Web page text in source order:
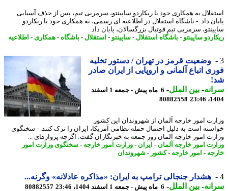
به همکاری خود با ریکاردو ساپینتو، سرمربی تیم، پس از حذف آسیایی
داد. - باشگاه استقلال در اطلاعیه ای رسمی، به همکاری خود با ریکاردو
سرمربی تیم فوتبال بزرگسالان، پایان داد.
ساپینتو-باشگاه استقلال-ساپینتو-استقلال-باشگاه-همکاری- اطلاعیه
وضعیت قرمز در تهران / دستور تخلیه
اتباع آلمانی و اروپایی از ایران صادر
- بین الملل-
6 ماه پیش - جمعه 1 اسفند
80882558
امور خارجه آلمان از شهروندان این کشور
است به دلیل احتمال حمله نظامی آمریکا، ایران را ترک کنند. - سخنگوی
امور خارجه آلمان روز جمعه به خبرنگاران گفت: اگرچه پروازهای ...
امور خارجه آلمان-ایران - وزارت امور خارجه-سخنگوی وزارت امور
-امور خارجه-کشور-شهروندان
هشدار جنجالی ترامپ به ایران: «مذاکره عادلانه» وگرنه...
- بین الملل-6 ماه پیش - جمعه 1 اسفند 1404، 23:46 80882557